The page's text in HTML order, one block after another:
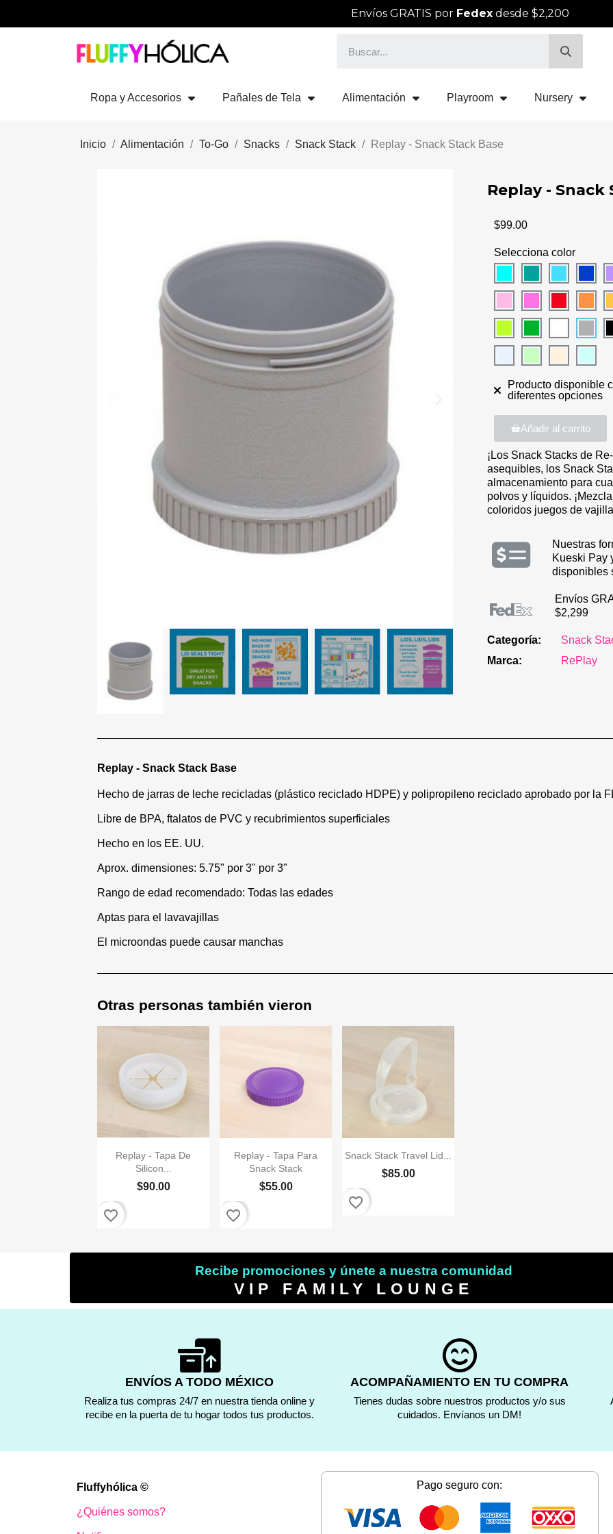
Envíos GRATIS por Fedexdesde $2,200
Ropa y Accesorios Pañales de Tela Alimentación Playroom Nursery
Inicio Alimentación To-Go Snacks Snack Stack Replay - Snack Stack Base
Replay - Snack
$99.00
Selecciona color
Producto disponible
diferentes opciones
Añadir al carrito
¡Los Snack Stacks de
asequibles, los Snack
almacenamiento para
polvos y líquidos.
coloridos juegos de
Nuestras
Kueski Pay
disponibles
Envíos
$2,299
Categoría
Snack
Marca
RePlay
Replay - Snack Stack Base
Hecho de jarras de leche recicladas (plástico reciclado HDPE) y polipropileno reciclado aprobado por la
Libre de BPA, ftalatos de PVC y recubrimientos superficiales
Hecho en los EE. UU.
Aprox. dimensiones: 5.75" por 3" por 3"
Rango de edad recomendado: Todas las edades
Aptas para el lavavajillas
El microondas puede causar manchas
Otras personas también vieron
Vista rápida
Replay - Tapa De
Silicon...
$90.00
favorite_border
Vista rápida
+17
Replay - Tapa Para
Snack Stack
$55.00
favorite_border
Vista rápida
Snack Stack Travel Lid...
$85.00
favorite_border
Recibe promociones y únete a nuestra comunidad
VIP FAMILY LOUNGE
ENVÍOS A TODO MÉXICO
Realiza tus compras 24/7 en nuestra tienda online y
recibe en la puerta de tu hogar todos tus productos.
ACOMPAÑAMIENTO EN TU COMPRA
Tienes dudas sobre nuestros productos y/o sus
cuidados. Envíanos un DM!
Fluffyhólica ©
¿Quiénes somos?
Pago seguro con: